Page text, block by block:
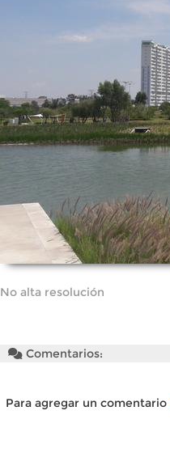
No alta resolución
Comentarios:
Para agregar un comentario